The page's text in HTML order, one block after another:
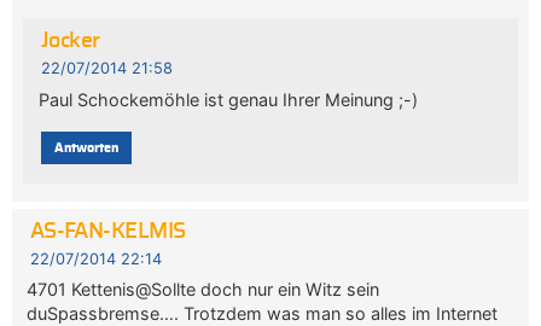
Jocker
22/07/2014 21:58
Paul Schockemöhle ist genau Ihrer Meinung ;-)
Antworten
AS-FAN-KELMIS
22/07/2014 22:14
4701 Kettenis@Sollte doch nur ein Witz sein
duSpassbremse…. Trotzdem was man so alles im Internet